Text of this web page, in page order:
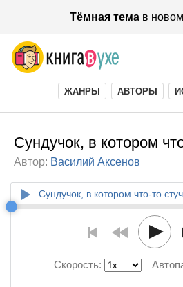
Тёмная темав
ЖАНРЫ АВТОРЫ
Сундучок, в котором
Автор: Василий Аксенов
Сундучок, в котором что-то
Скорость: